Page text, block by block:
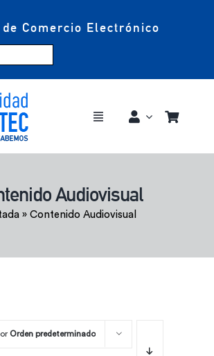
Comercio Electrónico
Toggle
Audiovisual
» Contenido Audiovisual
Orden predeterminado